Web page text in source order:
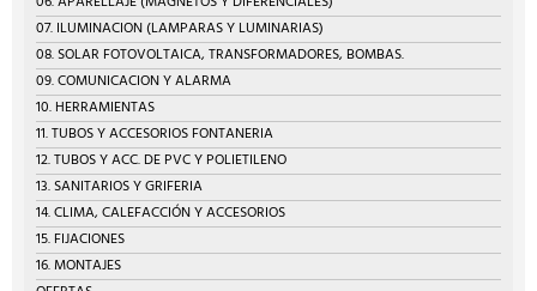
07. ILUMINACION (LAMPARAS Y LUMINARIAS)
08. SOLAR FOTOVOLTAICA, TRANSFORMADORES, BOMBAS.
09. COMUNICACION Y ALARMA
10. HERRAMIENTAS
11. TUBOS Y ACCESORIOS FONTANERIA
12. TUBOS Y ACC. DE PVC Y POLIETILENO
13. SANITARIOS Y GRIFERIA
14. CLIMA, CALEFACCIÓN Y ACCESORIOS
15. FIJACIONES
16. MONTAJES